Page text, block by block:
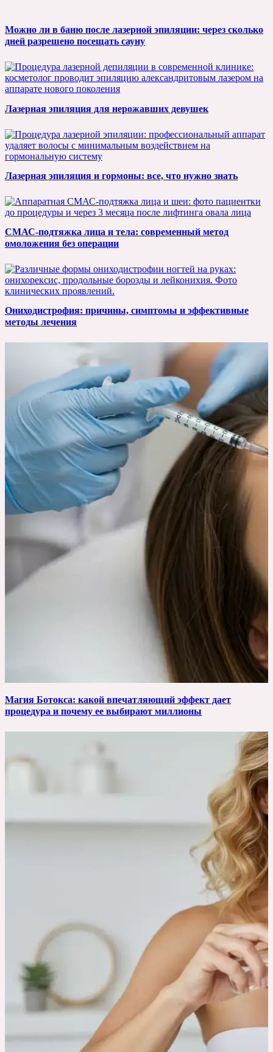
Можно ли в баню после лазерной эпиляции: через сколько
дней разрешено посещать сауну
Лазерная эпиляция для нерожавших девушек
Лазерная эпиляция и гормоны: все, что нужно знать
СМАС-подтяжка лица и тела: современный метод
омоложения без операции
Ониходистрофия: причины, симптомы и эффективные
методы лечения
Магия Ботокса: какой впечатляющий эффект дает
процедура и почему ее выбирают миллионы